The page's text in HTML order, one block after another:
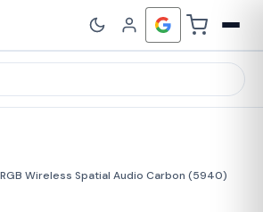
Wireless Spatial Audio Carbon (5940)